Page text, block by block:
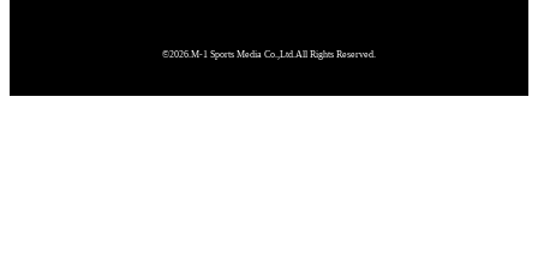
©2026.M-1 Sports Media Co.,Ltd.All Rights Reserved.